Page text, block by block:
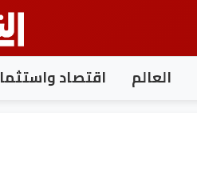
العالم اقتصاد